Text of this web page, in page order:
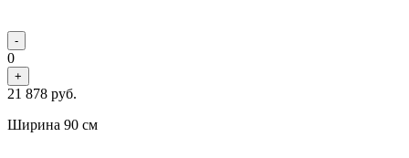
-
0
+
21 878 руб.
Ширина 90 см